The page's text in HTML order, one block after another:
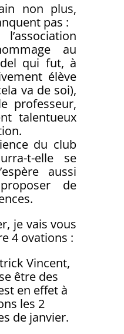
non plus,
pas :
au
qui fut, à
élève
va de soi),
professeur,
talentueux
du club
t-elle se
aussi
de
je vais vous
4 ovations :
Vincent,
être des
en effet à
les 2
de janvier.